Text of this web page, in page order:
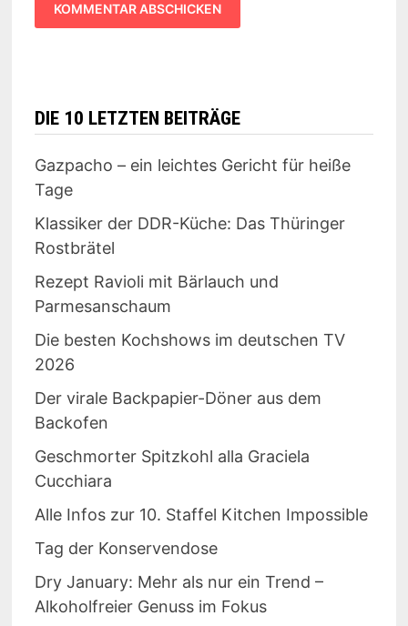
DIE 10 LETZTEN BEITRÄGE
Gazpacho – ein leichtes Gericht für heiße
Tage
Klassiker der DDR-Küche: Das Thüringer
Rostbrätel
Rezept Ravioli mit Bärlauch und
Parmesanschaum
Die besten Kochshows im deutschen TV
2026
Der virale Backpapier-Döner aus dem
Backofen
Geschmorter Spitzkohl alla Graciela
Cucchiara
Alle Infos zur 10. Staffel Kitchen Impossible
Tag der Konservendose
Dry January: Mehr als nur ein Trend –
Alkoholfreier Genuss im Fokus